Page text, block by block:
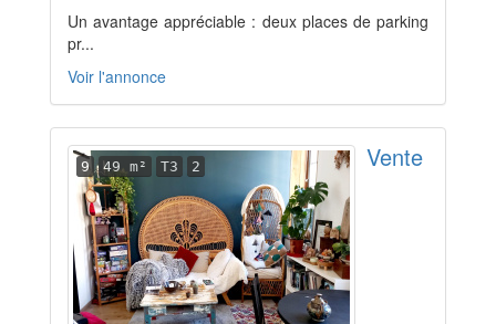
Un avantage appréciable : deux places de parking
pr...
Voir l'annonce
9 49 m² T3 2 Vente